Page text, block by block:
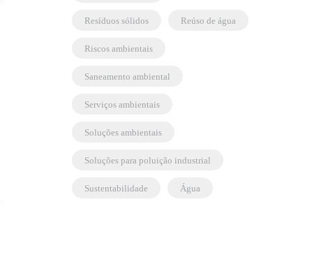
resíduos sólidos reúso de água
riscos ambientais
saneamento ambiental
serviços ambientais
soluções ambientais
soluções para poluição industrial
sustentabilidade água